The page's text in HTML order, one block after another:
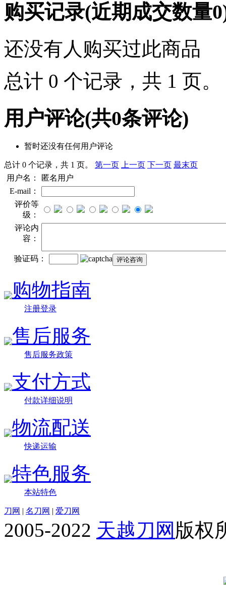
购买记录(近期成交数量0
还没有人购买过此商品
总计 0 个记录，共 1 页。
用户评论(共0条评论)
暂时还没有任何用户评论
总计 0 个记录，共 1 页。 第一页 上一页 下一页 最末页
用户名：
匿名用户
E-mail：
评价等
级：
评论内
容：
验证码：
购物指南
注册登录
售后服务
售后服务政策
支付方式
付款详细说明
物流配送
快递运输
特色服务
本站特色
刀网 | 名刀网 | 爱刀网
2005-2022 天越刀网 版权